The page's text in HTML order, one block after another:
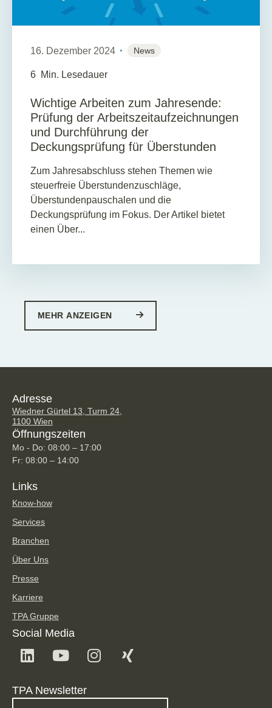
16. Dezember 2024 News
6 Min. Lesedauer
Wichtige Arbeiten zum Jahresende:
Prüfung der Arbeitszeitaufzeichnungen
und Durchführung der
Deckungsprüfung für Überstunden
Zum Jahresabschluss stehen Themen wie
steuerfreie Überstundenzuschläge,
Überstundenpauschalen und die
Deckungsprüfung im Fokus. Der Artikel bietet
einen Über...
MEHR ANZEIGEN
Adresse
Wiedner Gürtel 13, Turm 24,
1100 Wien
Öffnungszeiten
Mo - Do: 08:00 – 17:00
Fr: 08:00 – 14:00
Links
Know-how
Services
Branchen
Über Uns
Presse
Karriere
TPA Gruppe
Social Media
TPA Newsletter